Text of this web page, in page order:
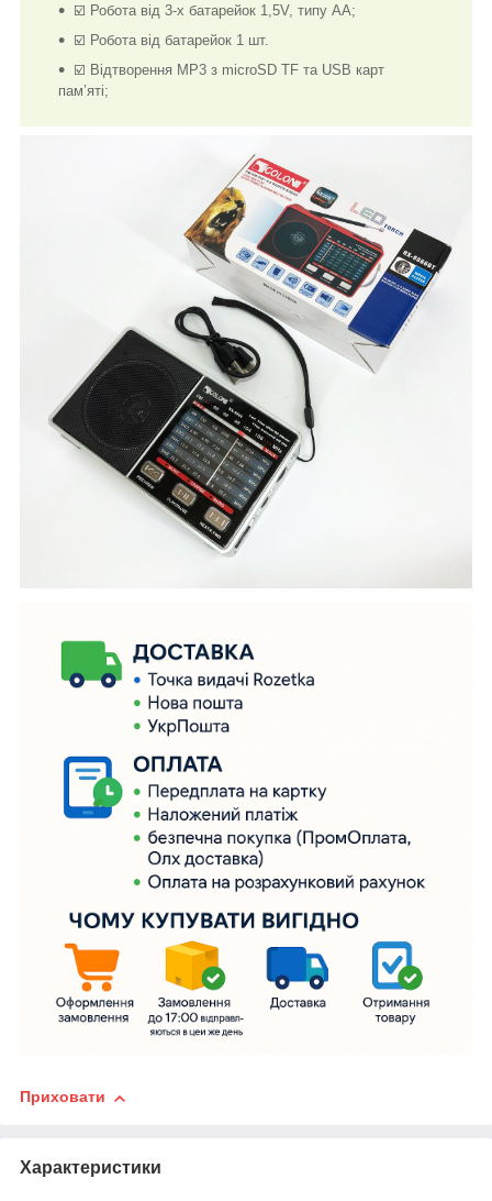
☑️ Робота від 3-х батарейок 1,5V, типу АА;
☑️ Робота від батарейок 1 шт.
☑️ Відтворення MP3 з microSD TF та USB карт
пам’яті;
Приховати
Характеристики